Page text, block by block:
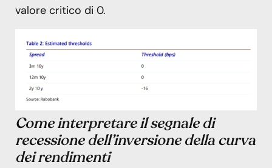
valore critico di 0.
Come interpretare il segnale di
recessione dell’inversione della curva
dei rendimenti